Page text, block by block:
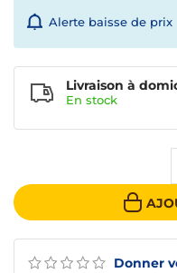
Donner
Alerte baisse de prix
Livraison à
En stock